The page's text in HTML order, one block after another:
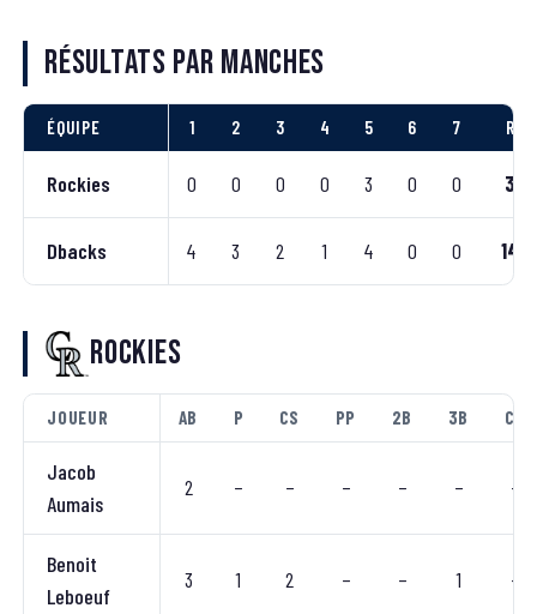
Résultats par manches
ÉQUIPE 1 2 3 4 5 6 7 R
Rockies 0 0 0 0 3 0 0 3
Dbacks 4 3 2 1 4 0 0 14
Rockies
JOUEUR AB P CS PP 2B 3B CC
Jacob
Aumais
2 – – – – – –
Benoit
Leboeuf
3 1 2 – – 1 –